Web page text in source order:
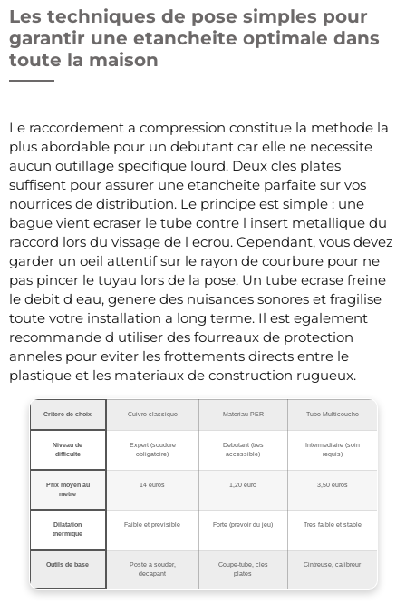
Les techniques de pose simples pour
garantir une etancheite optimale dans
toute la maison
Le raccordement a compression constitue la methode la
plus abordable pour un debutant car elle ne necessite
aucun outillage specifique lourd. Deux cles plates
suffisent pour assurer une etancheite parfaite sur vos
nourrices de distribution. Le principe est simple : une
bague vient ecraser le tube contre l insert metallique du
raccord lors du vissage de l ecrou. Cependant, vous devez
garder un oeil attentif sur le rayon de courbure pour ne
pas pincer le tuyau lors de la pose. Un tube ecrase freine
le debit d eau, genere des nuisances sonores et fragilise
toute votre installation a long terme. Il est egalement
recommande d utiliser des fourreaux de protection
anneles pour eviter les frottements directs entre le
plastique et les materiaux de construction rugueux.
Critere de choix Cuivre classique Materiau PER Tube Multicouche
Niveau de
difficulte
Expert (soudure
obligatoire)
Debutant (tres
accessible)
Intermediaire (soin
requis)
Prix moyen au
metre
14 euros 1,20 euro 3,50 euros
Dilatation
thermique
Faible et previsible Forte (prevoir du jeu) Tres faible et stable
Outils de base
Poste a souder,
decapant
Coupe-tube, cles
plates
Cintreuse, calibreur